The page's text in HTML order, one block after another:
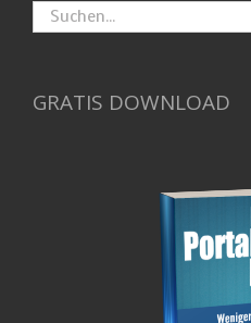
Suche
GRATIS DOWNLOAD